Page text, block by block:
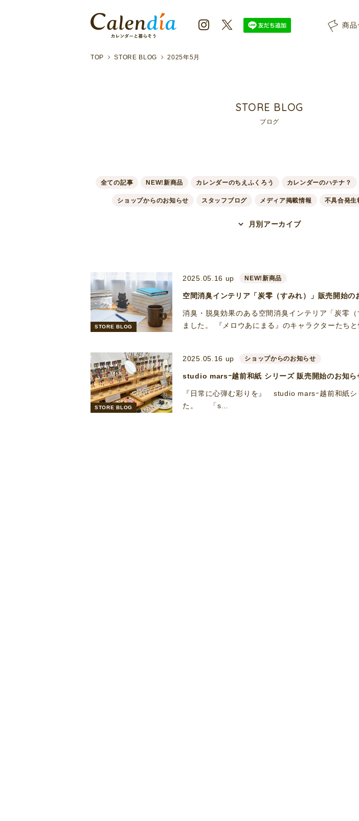
商品
TOP STORE BLOG 2025年5月
STORE BLOG
ブログ
全ての記事 NEW!新商品 カレンダーのちえふくろう カレンダーのハテナ？
ショップからのお知らせ スタッフブログ メディア掲載情報 不具合発生
月別アーカイブ
STORE BLOG
2025.05.16 up NEW!新商品
空間消臭インテリア「炭零（すみれ）」販売開始の
消臭・脱臭効果のある空間消臭インテリア「炭零
ました。 『メロウあにまる』のキャラクターたちと
STORE BLOG
2025.05.16 up ショップからのお知らせ
studio marsｰ越前和紙 シリーズ 販売開始のお知ら
『日常に心弾む彩りを』 studio marsｰ越前和紙シ
た。 「s…